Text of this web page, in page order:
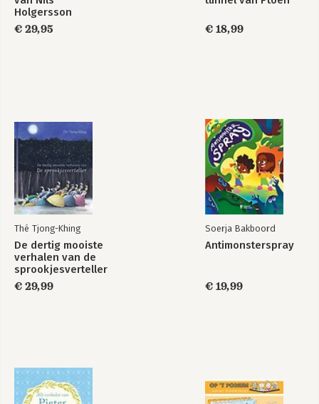
Holgersson
€ 29,95
€ 18,99
Thé Tjong-Khing
De dertig mooiste
verhalen van de
sprookjesverteller
€ 29,99
Soerja Bakboord
Antimonsterspray
€ 19,99